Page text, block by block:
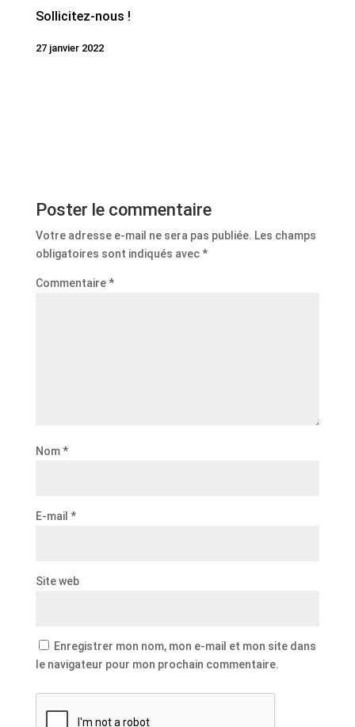
Sollicitez-nous !
27 janvier 2022
Poster le commentaire
Votre adresse e-mail ne sera pas publiée. Les champs
obligatoires sont indiqués avec*
Commentaire*
Nom*
E-mail *
Site web
Enregistrer mon nom, mon e-mail et mon site dans
le navigateur pour mon prochain commentaire.